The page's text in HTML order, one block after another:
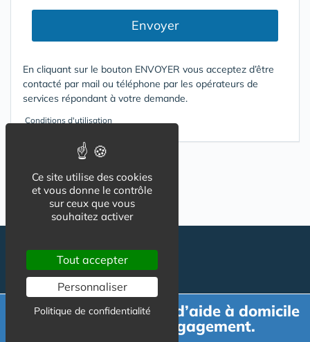
Envoyer
En cliquant sur le bouton ENVOYER vous acceptez d’être
contacté par mail ou téléphone par les opérateurs de
services répondant à votre demande.
Conditions d'utilisation
Demande de devis d’aide à domicile
gratuit et sans engagement.
Ce site utilise des cookies
et vous donne le contrôle
sur ceux que vous
souhaitez activer
Tout accepter
Personnaliser
Politique de confidentialité